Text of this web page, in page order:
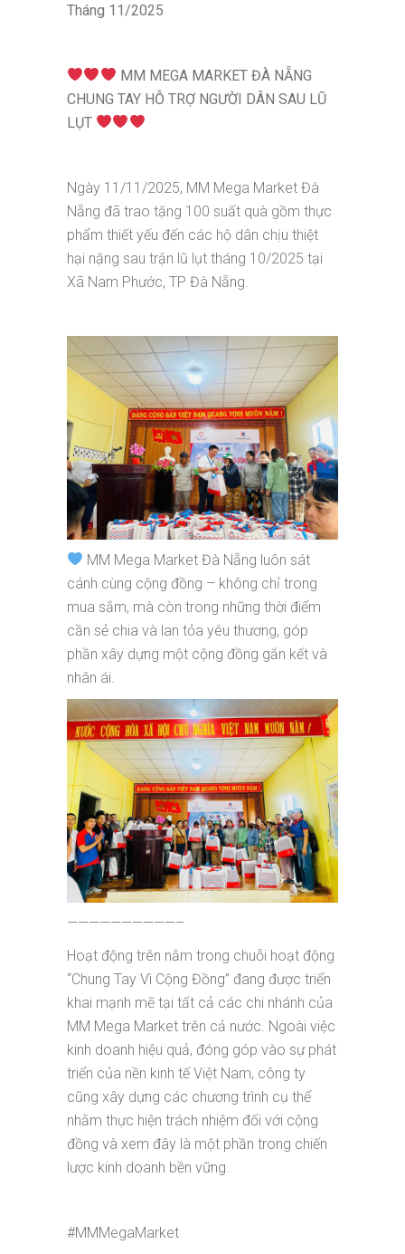
Tháng 11/2025
MM MEGA MARKET ĐÀ NẴNG
CHUNG TAY HỖ TRỢ NGƯỜI DÂN SAU LŨ
LỤT
Ngày 11/11/2025, MM Mega Market Đà
Nẵng đã trao tặng 100 suất quà gồm thực
phẩm thiết yếu đến các hộ dân chịu thiệt
hại nặng sau trận lũ lụt tháng 10/2025 tại
Xã Nam Phước, TP Đà Nẵng.
MM Mega Market Đà Nẵng luôn sát
cánh cùng cộng đồng – không chỉ trong
mua sắm, mà còn trong những thời điểm
cần sẻ chia và lan tỏa yêu thương, góp
phần xây dựng một cộng đồng gắn kết và
nhân ái.
——————————–
Hoạt động trên nằm trong chuỗi hoạt động
“Chung Tay Vì Cộng Đồng” đang được triển
khai mạnh mẽ tại tất cả các chi nhánh của
MM Mega Market trên cả nước. Ngoài việc
kinh doanh hiệu quả, đóng góp vào sự phát
triển của nền kinh tế Việt Nam, công ty
cũng xây dựng các chương trình cụ thể
nhằm thực hiện trách nhiệm đối với cộng
đồng và xem đây là một phần trong chiến
lược kinh doanh bền vững.
#MMMegaMarket